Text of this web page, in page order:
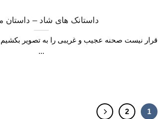
داستانک های شاد – داستان
قرار نیست صحنه عجیب و غریبی را به تصویر بکشیم
...
1
2